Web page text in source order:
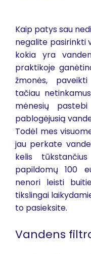
Kaip patys sau
negalite pasirinkti
kokia yra
praktikoje
žmonės,
tačiau
mėnesių
pablogėjusią
Todėl mes
jau perkate
kelis
papildomų 100
nenori leisti
tikslingai
to pasieksite.
Vandens